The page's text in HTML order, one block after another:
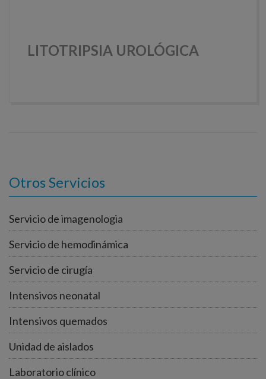
LITOTRIPSIA UROLÓGICA
Otros Servicios
Servicio de imagenologia
Servicio de hemodinámica
Servicio de cirugía
Intensivos neonatal
Intensivos quemados
Unidad de aislados
Laboratorio clínico